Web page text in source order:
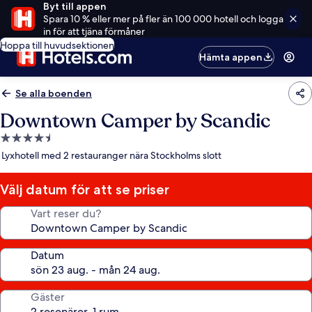
Byt till appen
Spara 10 % eller mer på fler än 100 000 hotell och logga
in för att tjäna förmåner
Hoppa till huvudsektionen
Hämta appen
Se alla boenden
Downtown Camper by Scandic
4.5-
stjärnigt
Lyxhotell med 2 restauranger nära Stockholms slott
Välj datum för att se priser
Vart reser du?
Datum
Gäster